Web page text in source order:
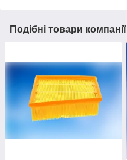
Подібні товари компанії